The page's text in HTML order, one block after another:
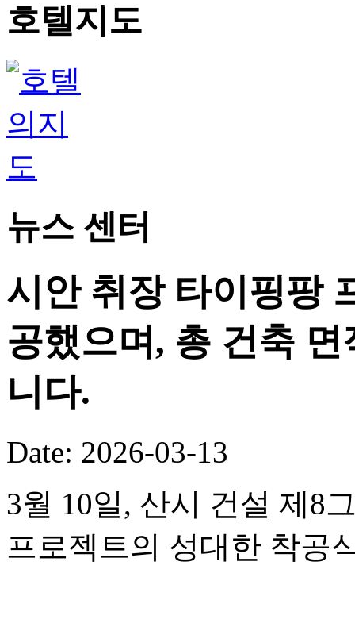
호텔지도
뉴스 센터
시안 취장 타이핑팡
공했으며, 총 건축
니다.
Date: 2026-03-13
3월 10일, 산시 건설 제8
프로젝트의 성대한 착공